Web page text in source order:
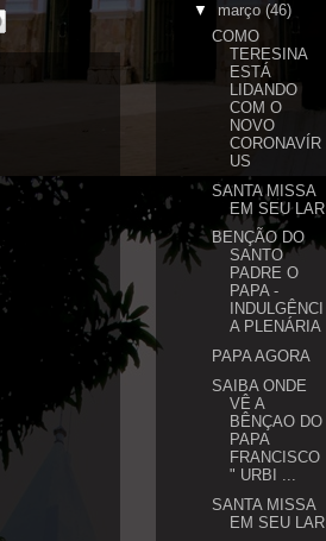
▼ março (46)
COMO
TERESINA
ESTÁ
LIDANDO
COM O
NOVO
CORONAVÍR
US
SANTA MISSA
EM SEU LAR
BENÇÃO DO
SANTO
PADRE O
PAPA -
INDULGÊNCI
A PLENÁRIA
PAPA AGORA
SAIBA ONDE
VÊ A
BÊNÇAO DO
PAPA
FRANCISCO
" URBI ...
SANTA MISSA
EM SEU LAR